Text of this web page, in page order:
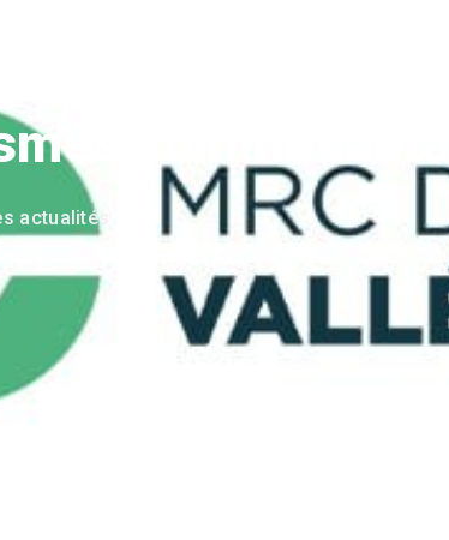
60 000 $
actualités